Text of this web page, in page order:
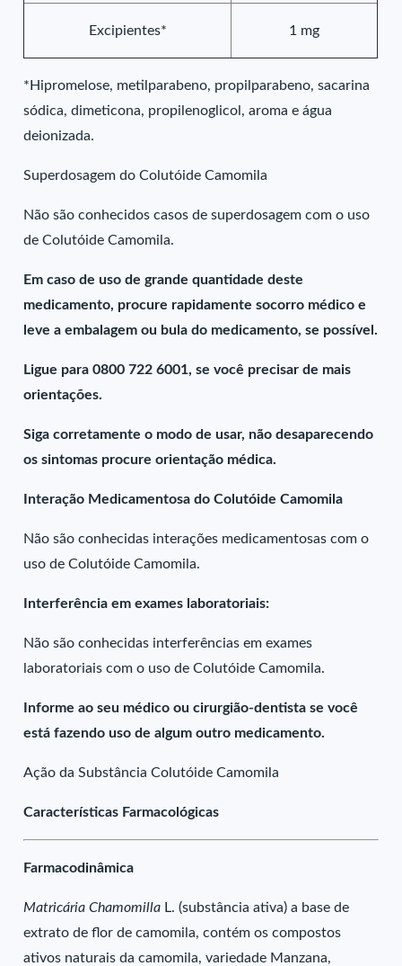
Excipientes* 1 mg
*Hipromelose, metilparabeno, propilparabeno, sacarina
sódica, dimeticona, propilenoglicol, aroma e água
deionizada.
Superdosagem do Colutóide Camomila
Não são conhecidos casos de superdosagem com o uso
de Colutóide Camomila.
Em caso de uso de grande quantidade deste
medicamento, procure rapidamente socorro médico e
leve a embalagem ou bula do medicamento, se possível.
Ligue para 0800 722 6001, se você precisar de mais
orientações.
Siga corretamente o modo de usar, não desaparecendo
os sintomas procure orientação médica.
Interação Medicamentosa do Colutóide Camomila
Não são conhecidas interações medicamentosas com o
uso de Colutóide Camomila.
Interferência em exames laboratoriais:
Não são conhecidas interferências em exames
laboratoriais com o uso de Colutóide Camomila.
Informe ao seu médico ou cirurgião-dentista se você
está fazendo uso de algum outro medicamento.
Ação da Substância Colutóide Camomila
Características Farmacológicas
Farmacodinâmica
Matricária Chamomilla L. (substância ativa) a base de
extrato de flor de camomila, contém os compostos
ativos naturais da camomila, variedade Manzana,